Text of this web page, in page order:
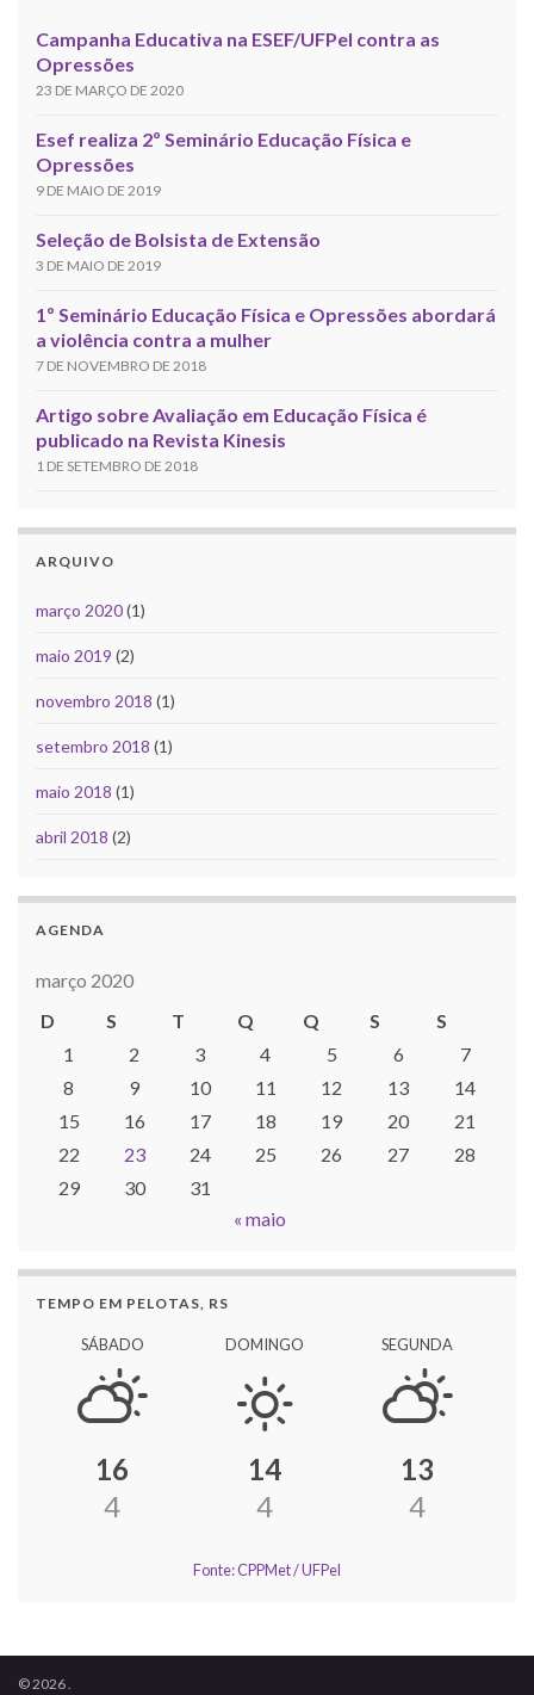
Campanha Educativa na ESEF/UFPel contra as
Opressões
23 DE MARÇO DE 2020
Esef realiza 2º Seminário Educação Física e
Opressões
9 DE MAIO DE 2019
Seleção de Bolsista de Extensão
3 DE MAIO DE 2019
1º Seminário Educação Física e Opressões abordará
a violência contra a mulher
7 DE NOVEMBRO DE 2018
Artigo sobre Avaliação em Educação Física é
publicado na Revista Kinesis
1 DE SETEMBRO DE 2018
ARQUIVO
março 2020(1)
maio 2019 (2)
novembro 2018 (1)
setembro 2018 (1)
maio 2018 (1)
abril 2018 (2)
AGENDA
março 2020
D
S T Q Q S
S
1
2 3 4 5 6
7
8
9 10 11 12 13
14
15
16 17 18 19 20
21
22
23 24 25 26 27
28
29
30
31
« maio
TEMPO EM PELOTAS, RS
SÁBADO
16
4
DOMINGO
14
4
SEGUNDA
13
4
Fonte: CPPMet / UFPel
© 2026 .